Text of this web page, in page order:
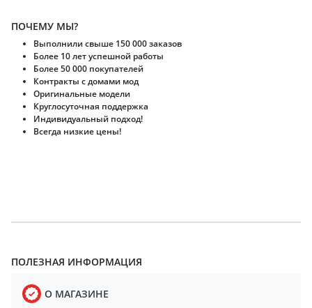
ПОЧЕМУ МЫ?
Выполнили свыше 150 000 заказов
Более 10 лет успешной работы
Более 50 000 покупателей
Контракты с домами мод
Оригинальные модели
Круглосуточная поддержка
Индивидуальный подход!
Всегда низкие цены!
ПОЛЕЗНАЯ ИНФОРМАЦИЯ
О МАГАЗИНЕ